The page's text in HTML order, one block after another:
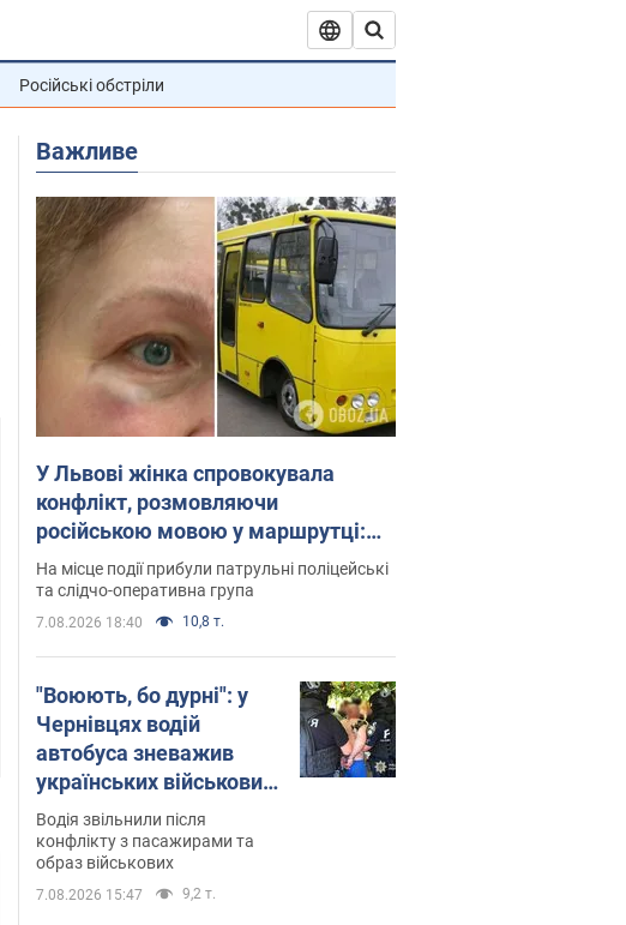
Російські обстріли
Важливе
У Львові жінка спровокувала
конфлікт, розмовляючи
російською мовою у маршрутці:
поліція склала адмінпротокол.
Відео
На місце події прибули патрульні поліцейські
та слідчо-оперативна група
7.08.2026 18:40 10,8 т.
"Воюють, бо дурні": у
Чернівцях водій
автобуса зневажив
українських військових
і поплатився. Відео
Водія звільнили після
конфлікту з пасажирами та
образ військових
7.08.2026 15:47 9,2 т.